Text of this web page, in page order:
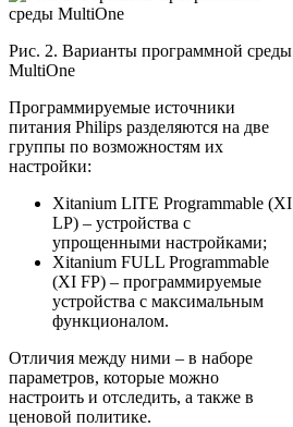
Рис. 2. Варианты программной среды
MultiOne
Программируемые источники
питания Philips разделяются на две
группы по возможностям их
настройки:
Xitanium LITE Programmable (XI
LP) – устройства с
упрощенными настройками;
Xitanium FULL Programmable
(XI FP) – программируемые
устройства c максимальным
функционалом.
Отличия между ними – в наборе
параметров, которые можно
настроить и отследить, а также в
ценовой политике.